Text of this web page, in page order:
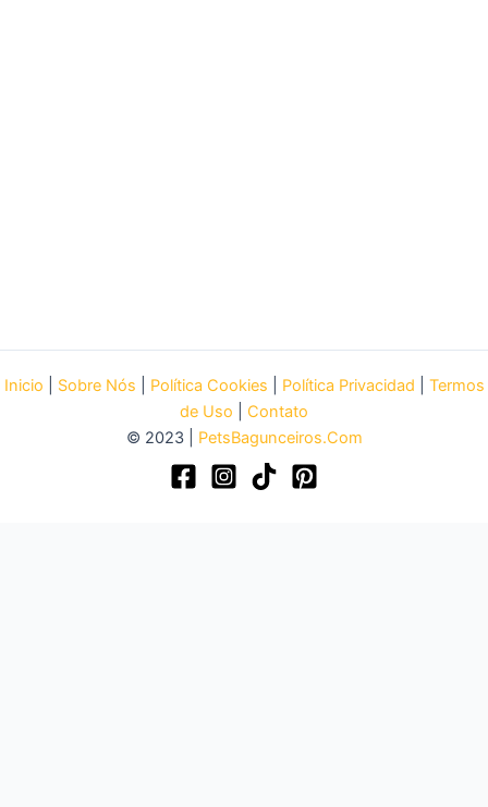
Inicio Sobre Nós Política Cookies Política Privacidad
Termos
de Uso
Contato
© 2023 | PetsBagunceiros.Com